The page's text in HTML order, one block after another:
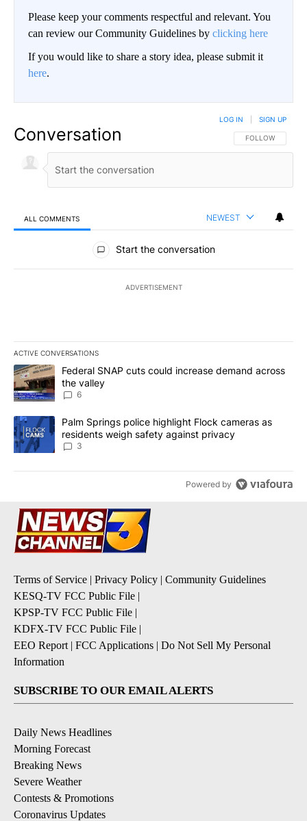
Please keep your comments respectful and relevant. You
can review our Community Guidelines by clicking here
If you would like to share a story idea, please submit it
here.
Conversation FOLLOW THIS
FOLLOW
LOG IN SIGN UP
ALL COMMENTS NEWEST
All Comments
Start the conversation
ADVERTISEMENT
ACTIVE CONVERSATIONS
The following is a list of the most commented articles in the last
A trending article titled "Federal SNAP cuts could increase
Federal SNAP cuts could increase demand across
the valley
6
A trending article titled "Palm Springs police highlight Flock
Palm Springs police highlight Flock cameras as
residents weigh safety against privacy
3
Powered by
Terms of Service | Privacy Policy | Community Guidelines
KESQ-TV FCC Public File |
KPSP-TV FCC Public File |
KDFX-TV FCC Public File |
EEO Report | FCC Applications | Do Not Sell My Personal
Information
SUBSCRIBE TO OUR EMAIL ALERTS
Daily News Headlines
Morning Forecast
Breaking News
Severe Weather
Contests & Promotions
Coronavirus Updates